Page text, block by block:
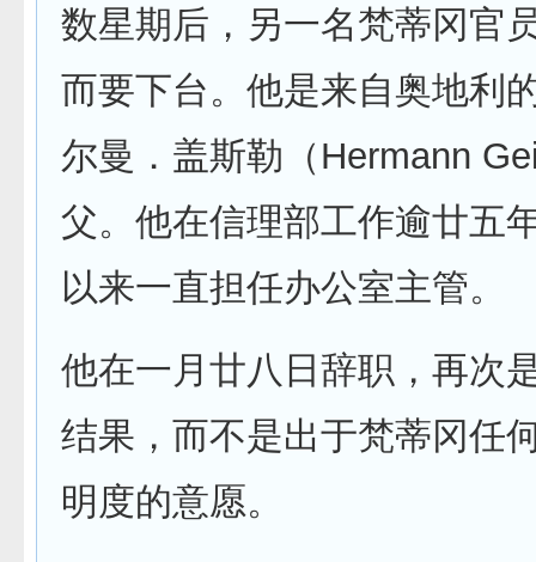
数星期后，另一名梵蒂冈官
而要下台。他是来自奥地利
尔曼．盖斯勒（Hermann
父。他在信理部工作逾廿五
以来一直担任办公室主管。
他在一月廿八日辞职，再次
结果，而不是出于梵蒂冈任
明度的意愿。